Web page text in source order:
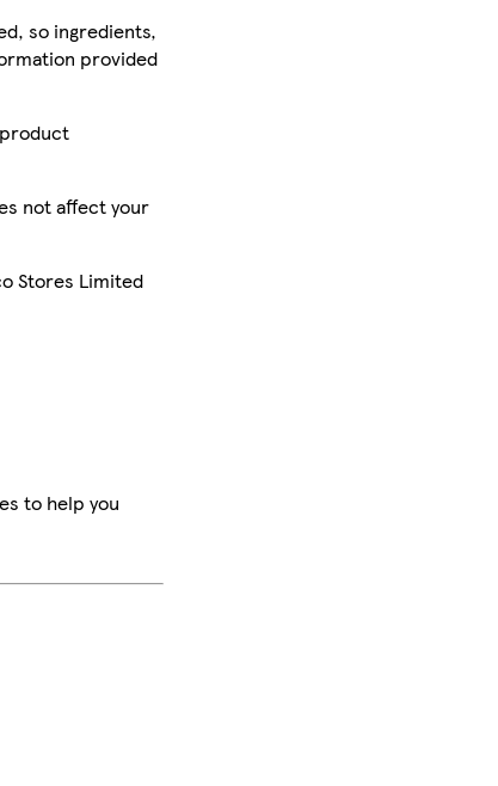
so ingredients,
provided
not affect your
Stores Limited
to help you